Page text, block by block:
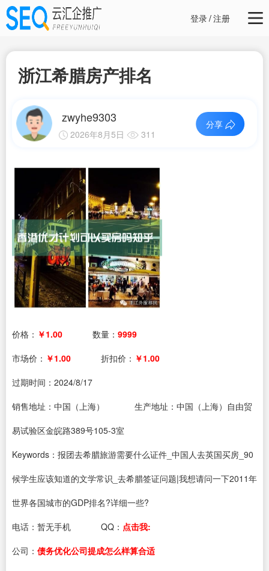
登录/注册
浙江希腊房产排名
zwyhe9303
2026年8月5日 311
分享
价格： ￥1.00 数量： 9999
市场价： ￥1.00 折扣价： ￥1.00
过期时间： 2024/8/17
销售地址：中国（上海）
生产地址：中国（上海）自由贸
易试验区金皖路389号105-3室
Keywords：报团去希腊旅游需要什么证件_中国人去英国买房_90
候学生应该知道的文学常识_去希腊签证问题|我想请问一下2011年
世界各国城市的GDP排名?详细一些?
电话： 暂无手机 QQ： 点击我:
公司： 债务优化公司提成怎么样算合适